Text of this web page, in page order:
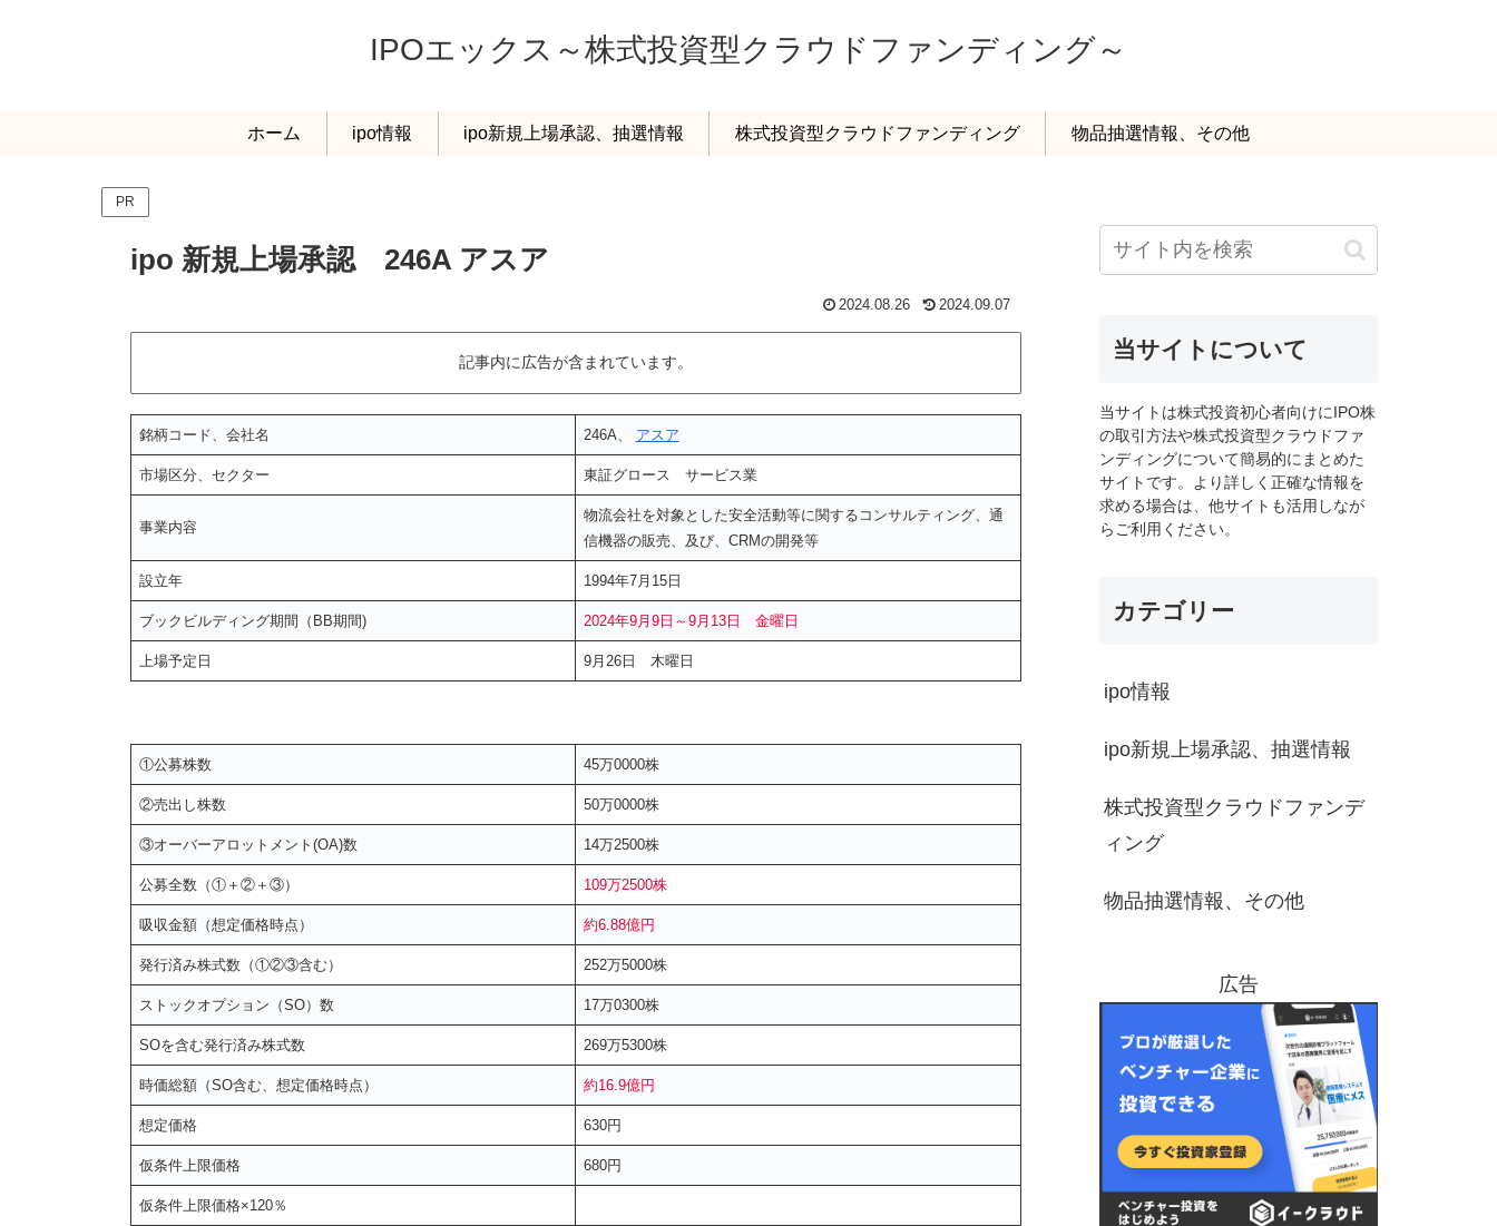
IPOエックス～株式投資型クラウドファンディング～
ホーム ipo情報 ipo新規上場承認、抽選情報 株式投資型クラウドファンディング 物品抽選情報、その他
PR
ipo 新規上場承認 246A アスア
2024.08.26 2024.09.07
記事内に広告が含まれています。
銘柄コード、会社名 246A、 アスア
市場区分、セクター 東証グロース サービス業
事業内容
物流会社を対象とした安全活動等に関するコンサルティング、通
信機器の販売、及び、CRMの開発等
設立年 1994年7月15日
ブックビルディング期間（BB期間) 2024年9月9日～9月13日 金曜日
上場予定日 9月26日 木曜日
①公募株数 45万0000株
②売出し株数 50万0000株
③オーバーアロットメント(OA)数 14万2500株
公募全数（①＋②＋③） 109万2500株
吸収金額（想定価格時点） 約6.88億円
発行済み株式数（①②③含む） 252万5000株
ストックオプション（SO）数 17万0300株
SOを含む発行済み株式数 269万5300株
時価総額（SO含む、想定価格時点） 約16.9億円
想定価格 630円
仮条件上限価格 680円
仮条件上限価格×120％
当サイトについて
当サイトは株式投資初心者向けにIPO株
の取引方法や株式投資型クラウドファ
ンディングについて簡易的にまとめた
サイトです。より詳しく正確な情報を
求める場合は、他サイトも活用しなが
らご利用ください。
カテゴリー
ipo情報
ipo新規上場承認、抽選情報
株式投資型クラウドファンデ
ィング
物品抽選情報、その他
広告